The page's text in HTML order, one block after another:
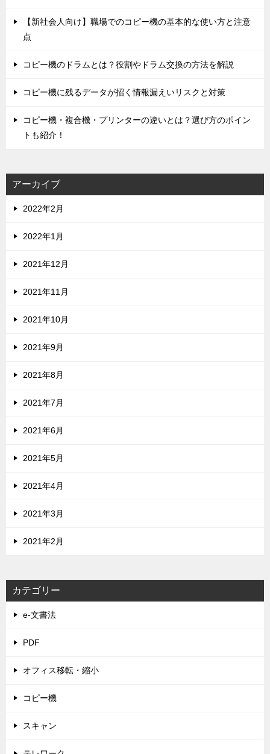
【新社会人向け】職場でのコピー機の基本的な使い方と注意
点
コピー機のドラムとは？役割やドラム交換の方法を解説
コピー機に残るデータが招く情報漏えいリスクと対策
コピー機・複合機・プリンターの違いとは？選び方のポイン
トも紹介！
アーカイブ
2022年2月
2022年1月
2021年12月
2021年11月
2021年10月
2021年9月
2021年8月
2021年7月
2021年6月
2021年5月
2021年4月
2021年3月
2021年2月
カテゴリー
e-文書法
PDF
オフィス移転・縮小
コピー機
スキャン